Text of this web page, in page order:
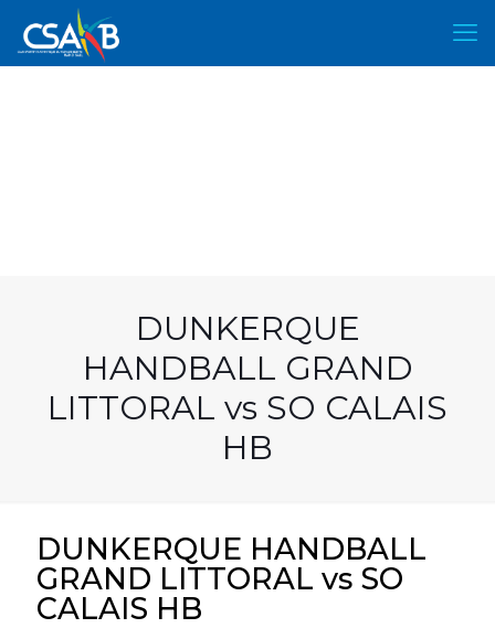
DUNKERQUE
HANDBALL GRAND
LITTORAL vs SO CALAIS
HB
DUNKERQUE HANDBALL
GRAND LITTORAL vs SO
CALAIS HB